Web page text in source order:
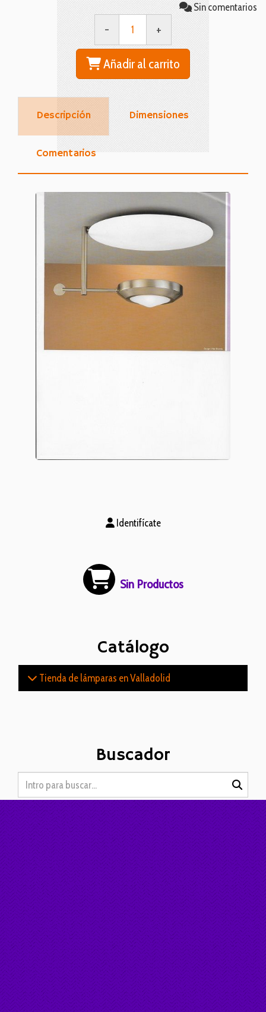
Sin comentarios
- +
Añadir al carrito
Descripción Dimensiones
Comentarios
Identifícate
Sin Productos
Catálogo
Tienda de lámparas en Valladolid
Buscador